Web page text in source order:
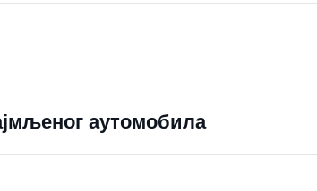
аутомобила